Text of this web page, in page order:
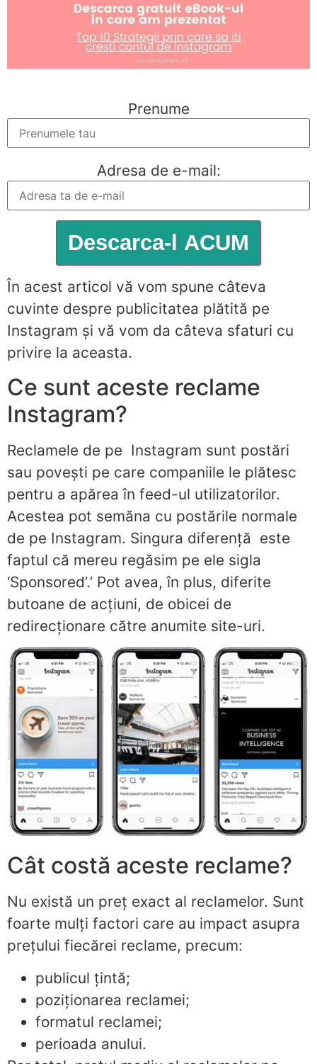
Prenume
Adresa de e-mail:
În acest articol vă vom spune câteva
cuvinte despre publicitatea plătită pe
Instagram și vă vom da câteva sfaturi cu
privire la aceasta.
Ce sunt aceste reclame
Instagram?
Reclamele de pe Instagram sunt postări
sau povești pe care companiile le plătesc
pentru a apărea în feed-ul utilizatorilor.
Acestea pot semăna cu postările normale
de pe Instagram. Singura diferență este
faptul că mereu regăsim pe ele sigla
‘Sponsored’.’ Pot avea, în plus, diferite
butoane de acțiuni, de obicei de
redirecționare către anumite site-uri.
Cât costă aceste reclame?
Nu există un preț exact al reclamelor. Sunt
foarte mulți factori care au impact asupra
prețului fiecărei reclame, precum:
publicul țintă;
poziționarea reclamei;
formatul reclamei;
perioada anului.